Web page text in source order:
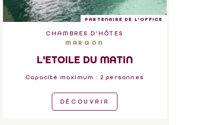
PARTENAIRE DE L'OFFICE
CHAMBRES D'HÔTES
MARGON
L'ETOILE DU MATIN
Capacité maximum : 2 personnes
DÉCOUVRIR